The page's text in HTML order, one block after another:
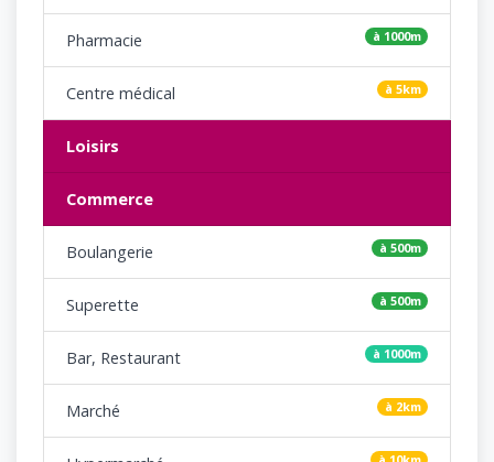
Pharmacie à 1000m
Centre médical à 5km
Loisirs
Commerce
Boulangerie à 500m
Superette à 500m
Bar, Restaurant à 1000m
Marché à 2km